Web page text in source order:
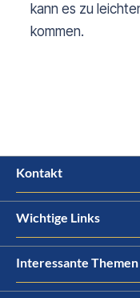
kann es zu
kommen.
Kontakt
Wichtige Links
Interessante Themen